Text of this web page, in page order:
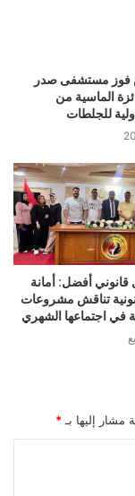
فوز مستشفى صدر
الماسية من
للجلطات
أفضل: أمانة
تناقش مشروعات
في اجتماعها الشهري
مشار إليها بـ *